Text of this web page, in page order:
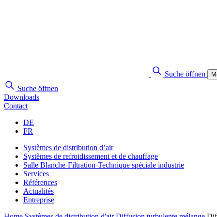
Suche öffnen
Suche öffnen
Downloads
Contact
DE
FR
Systèmes de distribution d’air
Systèmes de refroidissement et de chauffage
Salle Blanche-Filtration-Technique spéciale industrie
Services
Références
Actualités
Entreprise